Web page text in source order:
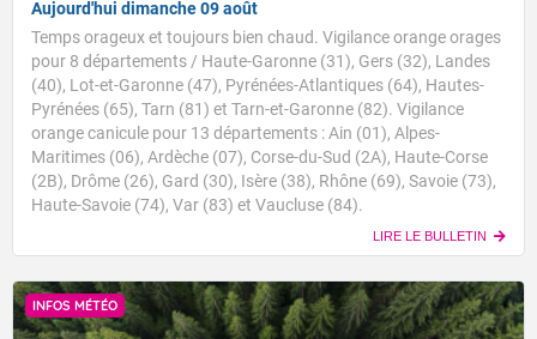
Aujourd'hui dimanche 09 août
Temps orageux et toujours bien chaud. Vigilance orange orages
pour 8 départements / Haute-Garonne (31), Gers (32), Landes
(40), Lot-et-Garonne (47), Pyrénées-Atlantiques (64), Hautes-
Pyrénées (65), Tarn (81) et Tarn-et-Garonne (82). Vigilance
orange canicule pour 13 départements : Ain (01), Alpes-
Maritimes (06), Ardèche (07), Corse-du-Sud (2A), Haute-Corse
(2B), Drôme (26), Gard (30), Isère (38), Rhône (69), Savoie (73),
Haute-Savoie (74), Var (83) et Vaucluse (84).
LIRE LE BULLETIN
INFOS MÉTÉO